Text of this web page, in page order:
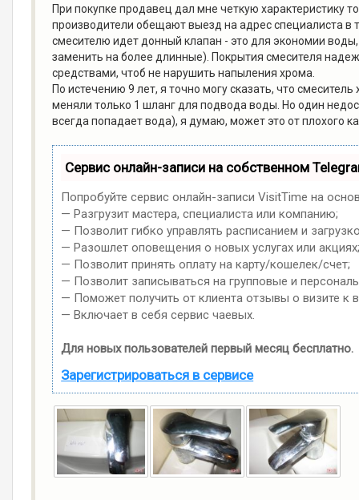
При покупке продавец дал мне четкую характеристику
производители обещают выезд на адрес специалиста в
смесителю идет донный клапан - это для экономии
заменить на более длинные). Покрытия смесителя
средствами, чтоб не нарушить напыления хрома.
По истечению 9 лет, я точно могу сказать, что
меняли только 1 шланг для подвода воды. Но один
всегда попадает вода), я думаю, может это от плохого
Сервис онлайн-записи на собственном
Попробуйте сервис онлайн-записи VisitTime на
— Разгрузит мастера, специалиста или компанию;
— Позволит гибко управлять расписанием и
— Разошлет оповещения о новых услугах или
— Позволит принять оплату на карту/кошелек/счет;
— Позволит записываться на групповые и
— Поможет получить от клиента отзывы о визите к
— Включает в себя сервис чаевых.
Для новых пользователей первый месяц бесплатно.
Зарегистрироваться в сервисе